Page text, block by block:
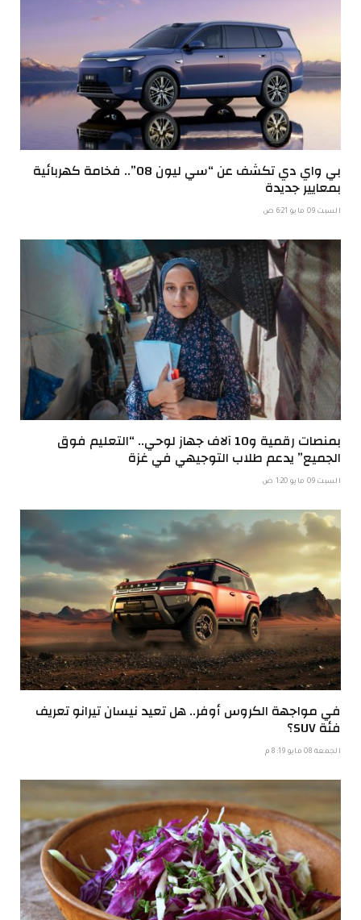
بي واي دي تكشف عن “سي ليون 08”.. فخامة كهربائية
بمعايير جديدة
السبت 09 مايو 6:21 ص
بمنصات رقمية و10 آلاف جهاز لوحي.. “التعليم فوق
الجميع” يدعم طلاب التوجيهي في غزة
السبت 09 مايو 1:20 ص
في مواجهة الكروس أوفر.. هل تعيد نيسان تيرانو تعريف
فئة SUV؟
الجمعة 08 مايو 8:19 م